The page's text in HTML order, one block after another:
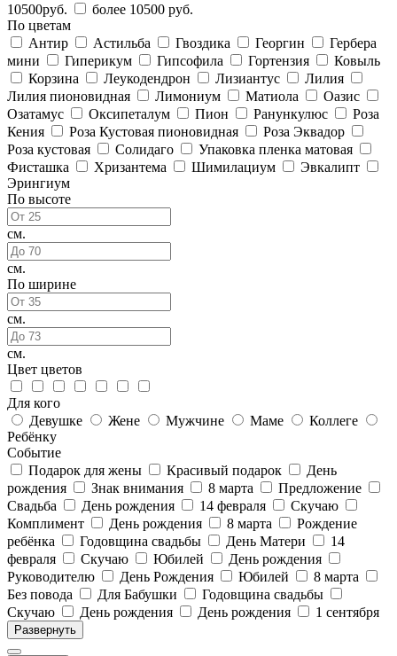
10500руб.
более 10500 руб.
По цветам
Антир
Астильба Гвоздика Георгин
Гербера
мини
Гиперикум Гипсофила Гортензия
Ковыль
Корзина
Леукодендрон Лизиантус
Лилия
Лилия пионовидная
Лимониум Матиола
Оазис
Озатамус
Оксипеталум Пион Ранункулюс
Роза
Кения
Роза Кустовая пионовидная
Роза Эквадор
Роза кустовая
Солидаго
Упаковка пленка матовая
Фисташка
Хризантема Шимилациум
Эвкалипт
Эрингиум
По высоте
см.
см.
По ширине
см.
см.
Цвет цветов
Для кого
Девушке
Жене Мужчине Маме
Коллеге
Ребёнку
Событие
Подарок для жены
Красивый подарок
День
рождения
Знак внимания 8 марта
Предложение
Свадьба
День рождения 14 февраля
Скучаю
Комплимент
День рождения 8 марта
Рождение
ребёнка
Годовщина свадьбы День Матери
14
февраля
Скучаю Юбилей
День рождения
Руководителю
День Рождения Юбилей
8 марта
Без повода
Для Бабушки
Годовщина свадьбы
Скучаю
День рождения День рождения 1 сентября
Развернуть